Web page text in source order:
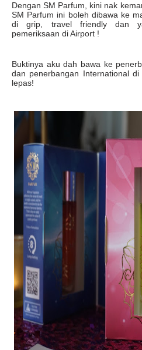
Dengan SM Parfum, kini nak
SM Parfum ini boleh dibawa ke
di grip, travel friendly dan
pemeriksaan di Airport !
Buktinya aku dah bawa ke
dan penerbangan International
lepas!